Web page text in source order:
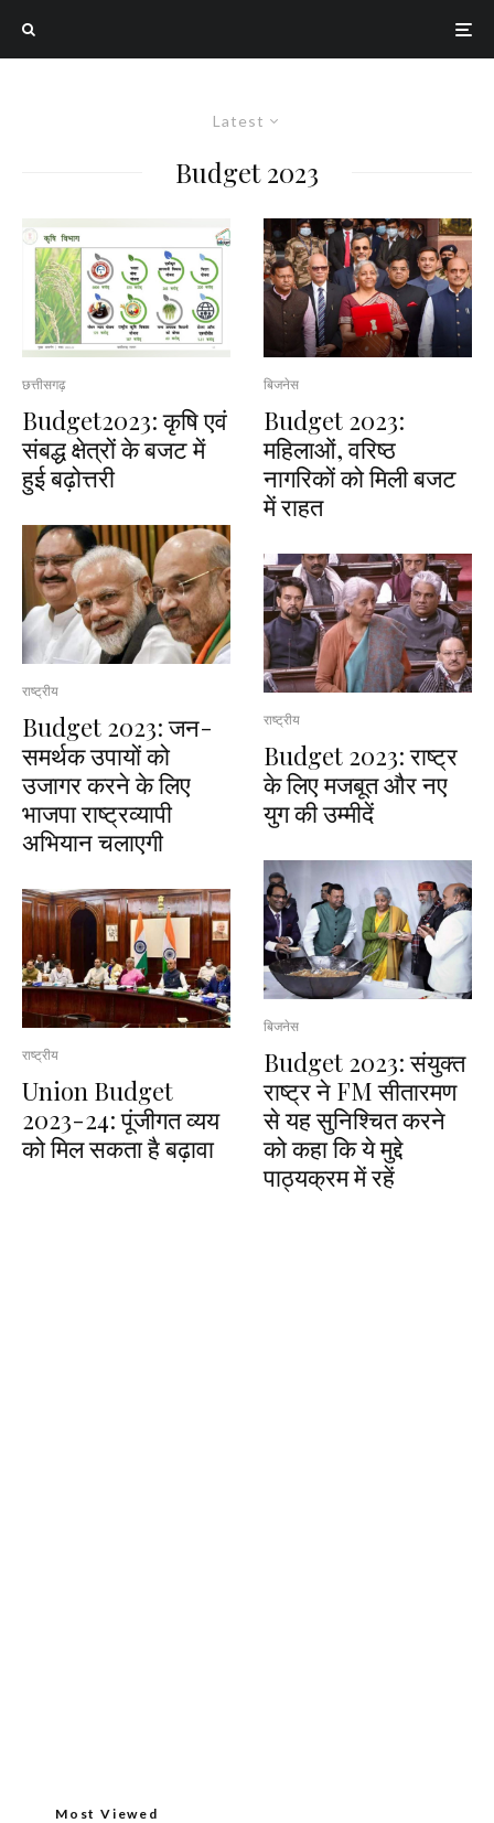
Latest
Budget 2023
छत्तीसगढ़
Budget2023: कृषि एवं
संबद्ध क्षेत्रों के बजट में
हुई बढ़ोत्तरी
राष्ट्रीय
Budget 2023: जन-
समर्थक उपायों को
उजागर करने के लिए
भाजपा राष्ट्रव्यापी
अभियान चलाएगी
राष्ट्रीय
Union Budget
2023-24: पूंजीगत व्यय
को मिल सकता है बढ़ावा
बिजनेस
Budget 2023:
महिलाओं, वरिष्ठ
नागरिकों को मिली बजट
में राहत
राष्ट्रीय
Budget 2023: राष्ट्र
के लिए मजबूत और नए
युग की उम्मीदें
बिजनेस
Budget 2023: संयुक्त
राष्ट्र ने FM सीतारमण
से यह सुनिश्चित करने
को कहा कि ये मुद्दे
पाठ्यक्रम में रहें
Most Viewed